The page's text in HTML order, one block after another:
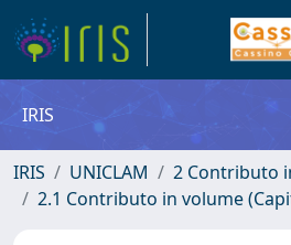
IRIS
IRIS UNICLAM
2 Contributo
2.1 Contributo in volume